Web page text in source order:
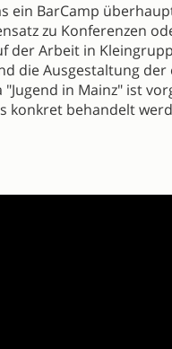
ein BarCamp
zu Konferenzen
der Arbeit in
die Ausgestaltung
in Mainz" ist
konkret behandelt